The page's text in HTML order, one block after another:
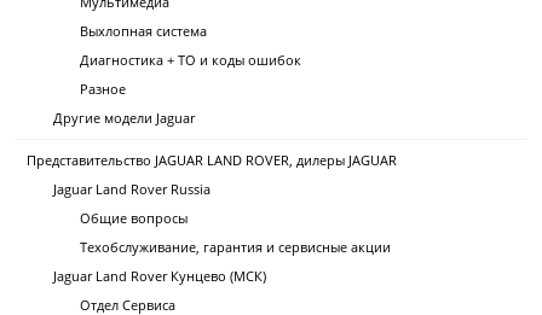
Выхлопная система
Диагностика + ТО и коды ошибок
Разное
Другие модели Jaguar
Представительство JAGUAR LAND ROVER, дилеры JAGUAR
Jaguar Land Rover Russia
Общие вопросы
Техобслуживание, гарантия и сервисные акции
Jaguar Land Rover Кунцево (МСК)
Отдел Сервиса